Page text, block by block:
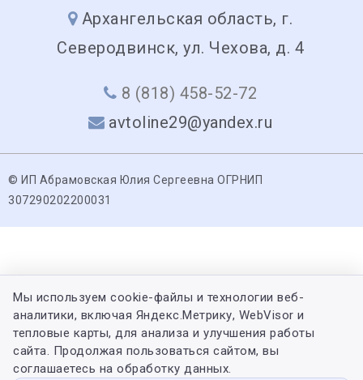
Архангельская область, г.
Северодвинск, ул. Чехова, д. 4
8 (818) 458-52-72
avtoline29@yandex.ru
© ИП Абрамовская Юлия Сергеевна ОГРНИП
307290202200031
Мы используем cookie-файлы и технологии веб-
аналитики, включая Яндекс.Метрику, WebVisor и
тепловые карты, для анализа и улучшения работы
сайта. Продолжая пользоваться сайтом, вы
соглашаетесь на обработку данных.